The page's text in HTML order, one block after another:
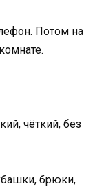
Потом на
чёткий, без
брюки,